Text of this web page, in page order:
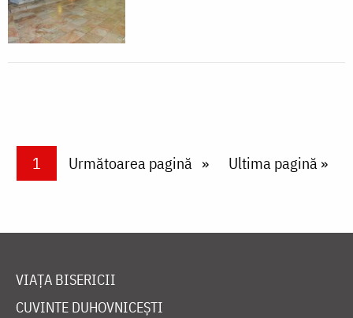
PaginareCurrent page
1 Next page
Următoarea pagină Last page
Ultima pagină »
VIAȚA BISERICII
CUVINTE DUHOVNICEȘTI